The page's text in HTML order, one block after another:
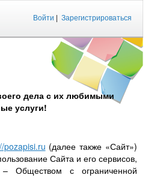
Войти | Зарегистрироваться
дела с их любимыми
услуги!
pozapisi.ru (далее также «Сайт»)
Сайта и его сервисов,
– Обществом с ограниченной